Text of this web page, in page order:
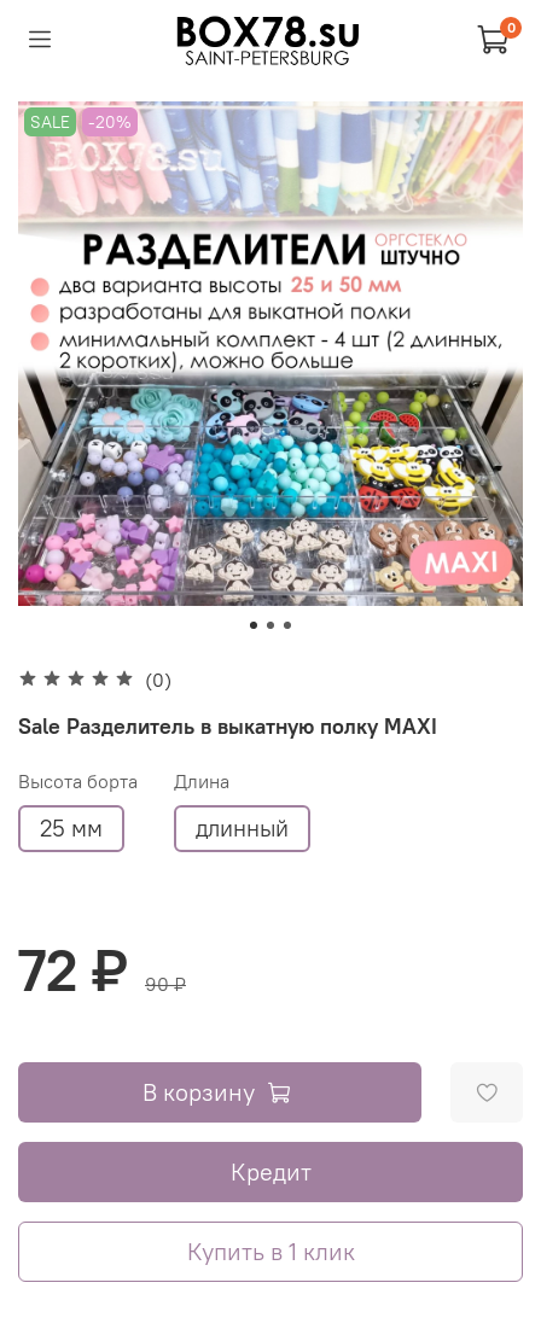
0
SALE -20%
(0)
Sale Разделитель в выкатную полку MAXI
Высота борта
25 мм
Длина
длинный
72 ₽ 90 ₽
В корзину
Кредит
Купить в 1 клик